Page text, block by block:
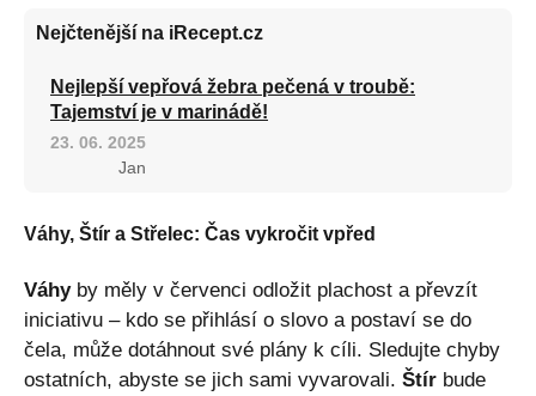
Nejčtenější na iRecept.cz
Nejlepší vepřová žebra pečená v troubě:
Tajemství je v marinádě!
23. 06. 2025
Jan
Váhy, Štír a Střelec: Čas vykročit vpřed
Váhyby měly v červenci odložit plachost a převzít
iniciativu – kdo se přihlásí o slovo a postaví se do
čela, může dotáhnout své plány k cíli. Sledujte chyby
ostatních, abyste se jich sami vyvarovali. Štír bude